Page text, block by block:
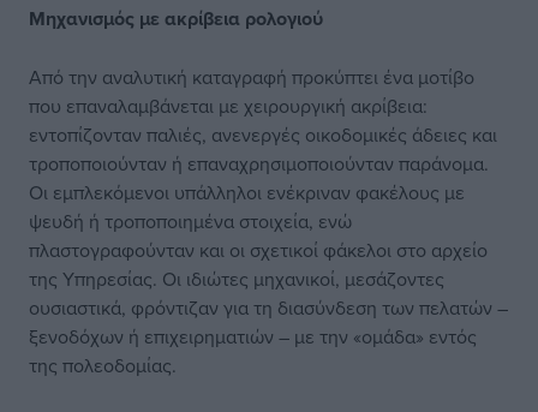
Μηχανισμός με ακρίβεια ρολογιού
Από την αναλυτική καταγραφή προκύπτει ένα μοτίβο
που επαναλαμβάνεται με χειρουργική ακρίβεια:
εντοπίζονταν παλιές, ανενεργές οικοδομικές άδειες και
τροποποιούνταν ή επαναχρησιμοποιούνταν παράνομα.
Οι εμπλεκόμενοι υπάλληλοι ενέκριναν φακέλους με
ψευδή ή τροποποιημένα στοιχεία, ενώ
πλαστογραφούνταν και οι σχετικοί φάκελοι στο αρχείο
της Υπηρεσίας. Οι ιδιώτες μηχανικοί, μεσάζοντες
ουσιαστικά, φρόντιζαν για τη διασύνδεση των πελατών –
ξενοδόχων ή επιχειρηματιών – με την «ομάδα» εντός
της πολεοδομίας.